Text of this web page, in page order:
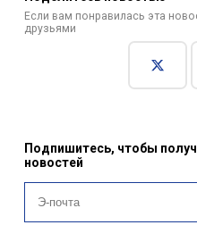
Если вам понравилась эта
друзьями
Подпишитесь, чтобы
новостей